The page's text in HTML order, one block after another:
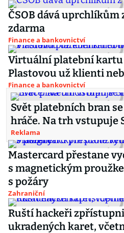
ČSOB dává uprchlíkům
zdarma
Finance a bankovnictví
Virtuální platební kartu
Plastovou už klienti
Finance a bankovnictví
Svět platebních bran
hráče. Na trh vstupuje
Reklama
Mastercard přestane
s magnetickým
s požáry
Zahraniční
Ruští hackeři
ukradených karet,